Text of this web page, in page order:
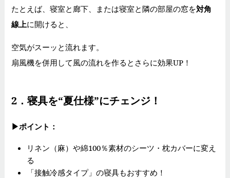
たとえば、寝室と廊下、または寝室と隣の部屋の窓を対角
線上に開けると、
空気がスーッと流れます。
扇風機を併用して風の流れを作るとさらに効果UP！
2．寝具を“夏仕様”にチェンジ！
▶ポイント：
リネン（麻）や綿100％素材のシーツ・枕カバーに変え
る
「接触冷感タイプ」の寝具もおすすめ！